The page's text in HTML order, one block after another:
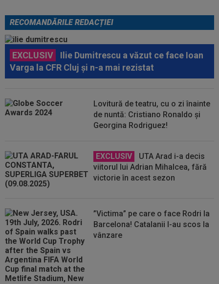
RECOMANDĂRILE REDACȚIEI
EXCLUSIV
Ilie Dumitrescu a văzut ce face Ioan
Varga la CFR Cluj și n-a mai rezistat
Lovitură de teatru, cu o zi înainte
de nuntă: Cristiano Ronaldo și
Georgina Rodriguez!
EXCLUSIV
UTA Arad i-a decis
viitorul lui Adrian Mihalcea, fără
victorie în acest sezon
”Victima” pe care o face Rodri la
Barcelona! Catalanii l-au scos la
vânzare